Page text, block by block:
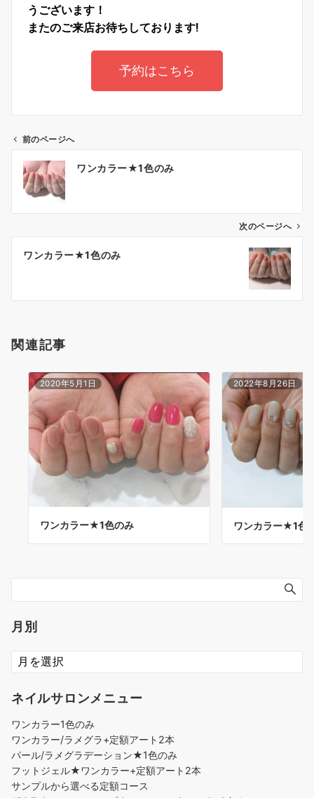
うございます！
またのご来店お待ちしております!
予約はこちら
前のページへ
ワンカラー★1色のみ
次のページへ
ワンカラー★1色のみ
関連記事
2020年5月1日
ワンカラー★1色のみ
2022年8月26日
ワンカラー★1色
月別
ネイルサロンメニュー
ワンカラー1色のみ
ワンカラー/ラメグラ+定額アート2本
パール/ラメグラデーション★1色のみ
フットジェル★ワンカラー+定額アート2本
サンプルから選べる定額コース